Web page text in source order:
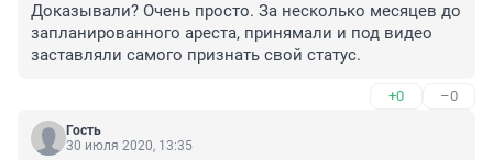
Доказывали? Очень просто. За несколько месяцев до
запланированного ареста, принямали и под видео
заставляли самого признать свой статус.
+0 –0
Гость
30 июля 2020, 13:35